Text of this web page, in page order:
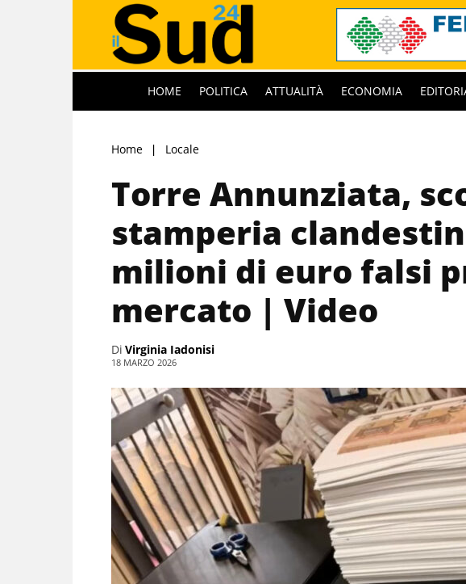
HOME POLITICA ATTUALITÀ ECONOMIA
Home Locale
Torre Annunziata,
stamperia
milioni di euro falsi
mercato | Video
Di Virginia Iadonisi
18 MARZO 2026